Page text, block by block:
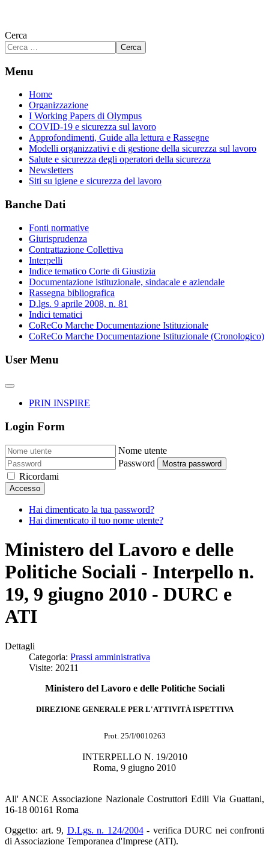
Cerca
Cerca
Menu
Home
Organizzazione
I Working Papers di Olympus
COVID-19 e sicurezza sul lavoro
Approfondimenti, Guide alla lettura e Rassegne
Modelli organizzativi e di gestione della sicurezza sul lavoro
Salute e sicurezza degli operatori della sicurezza
Newsletters
Siti su igiene e sicurezza del lavoro
Banche Dati
Fonti normative
Giurisprudenza
Contrattazione Collettiva
Interpelli
Indice tematico Corte di Giustizia
Documentazione istituzionale, sindacale e aziendale
Rassegna bibliografica
D.lgs. 9 aprile 2008, n. 81
Indici tematici
CoReCo Marche Documentazione Istituzionale
CoReCo Marche Documentazione Istituzionale (Cronologico)
User Menu
PRIN INSPIRE
Login Form
Nome utente
Password
Mostra password
Ricordami
Accesso
Hai dimenticato la tua password?
Hai dimenticato il tuo nome utente?
Ministero del Lavoro e delle
Politiche Sociali - Interpello n.
19, 9 giugno 2010 - DURC e
ATI
Dettagli
Categoria: Prassi amministrativa
Visite: 20211
Ministero del Lavoro e delle Politiche Sociali
DIREZIONE GENERALE PER L'ATTIVITÀ ISPETTIVA
Prot. 25/I/0010263
INTERPELLO N. 19/2010
Roma, 9 giugno 2010
All' ANCE Associazione Nazionale Costruttori Edili Via Guattani,
16-18 00161 Roma
Oggetto: art. 9, D.Lgs. n. 124/2004- verifica DURC nei confronti
di Associazione Temporanea d'Imprese (ATI).